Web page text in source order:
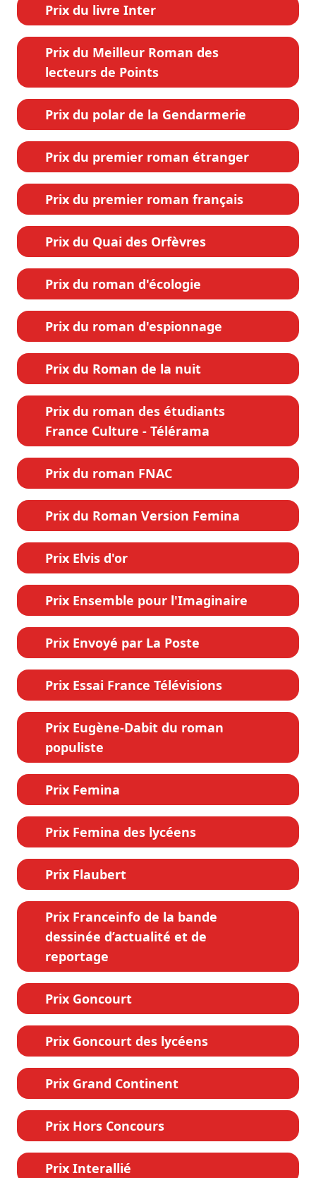
Prix du livre Inter
Prix du Meilleur Roman des
lecteurs de Points
Prix du polar de la Gendarmerie
Prix du premier roman étranger
Prix du premier roman français
Prix du Quai des Orfèvres
Prix du roman d'écologie
Prix du roman d'espionnage
Prix du Roman de la nuit
Prix du roman des étudiants
France Culture - Télérama
Prix du roman FNAC
Prix du Roman Version Femina
Prix Elvis d'or
Prix Ensemble pour l'Imaginaire
Prix Envoyé par La Poste
Prix Essai France Télévisions
Prix Eugène-Dabit du roman
populiste
Prix Femina
Prix Femina des lycéens
Prix Flaubert
Prix Franceinfo de la bande
dessinée d’actualité et de
reportage
Prix Goncourt
Prix Goncourt des lycéens
Prix Grand Continent
Prix Hors Concours
Prix Interallié